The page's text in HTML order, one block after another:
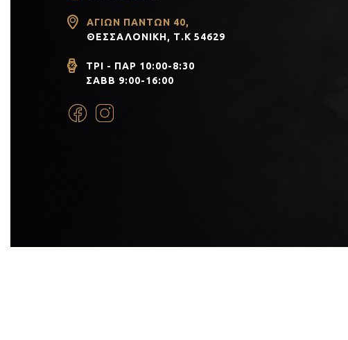
ΑΓΊΩΝ ΠΆΝΤΩΝ 40,
ΘΕΣΣΑΛΟΝΊΚΗ, Τ.Κ 54629
ΤΡΙ - ΠΑΡ 10:00-8:30
ΣΑΒΒ 9:00-16:00